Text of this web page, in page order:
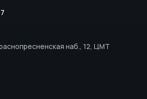
наб., 12, ЦМТ